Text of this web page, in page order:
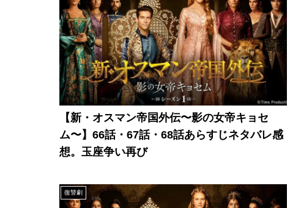
【新・オスマン帝国外伝〜影の女帝キョセ
ム〜】66話・67話・68話あらすじネタバレ感
想。玉座争い再び
復讐劇